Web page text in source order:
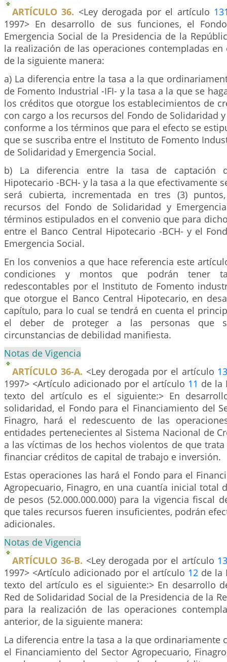
ARTÍCULO 36. <Ley derogada por el artículo
1997> En desarrollo de sus funciones, el
Emergencia Social de la Presidencia de la
la realización de las operaciones contempladas
de la siguiente manera:
a) La diferencia entre la tasa a la que
de Fomento Industrial -IFI- y la tasa a la que se
los créditos que otorgue los establecimientos de
con cargo a los recursos del Fondo de Solidaridad
conforme a los términos que para el efecto se
que se suscriba entre el Instituto de Fomento
de Solidaridad y Emergencia Social.
b) La diferencia entre la tasa de captación
Hipotecario -BCH- y la tasa a la que efectivamente
será cubierta, incrementada en tres (3)
recursos del Fondo de Solidaridad y
términos estipulados en el convenio que para
entre el Banco Central Hipotecario -BCH- y el
Emergencia Social.
En los convenios a que hace referencia este
condiciones y montos que podrán tener
redescontables por el Instituto de Fomento
que otorgue el Banco Central Hipotecario, en
capítulo, para lo cual se tendrá en cuenta el
el deber de proteger a las personas que
circunstancias de debilidad manifiesta.
Notas de Vigencia
ARTÍCULO 36-A. <Ley derogada por el artículo
1997> <Artículo adicionado por el artículo 11 de la
texto del artículo es el siguiente:> En
solidaridad, el Fondo para el Financiamiento del
Finagro, hará el redescuento de las
entidades pertenecientes al Sistema Nacional de
a las víctimas de los hechos violentos de que
financiar créditos de capital de trabajo e inversión.
Estas operaciones las hará el Fondo para el
Agropecuario, Finagro, en una cuantía inicial total
de pesos (52.000.000.000) para la vigencia fiscal
que tales recursos fueren insuficientes, podrán
adicionales.
Notas de Vigencia
ARTÍCULO 36-B. <Ley derogada por el artículo
1997> <Artículo adicionado por el artículo 12 de la
texto del artículo es el siguiente:> En desarrollo
Red de Solidaridad Social de la Presidencia de la
para la realización de las operaciones
anterior, de la siguiente manera:
La diferencia entre la tasa a la que ordinariamente
el Financiamiento del Sector Agropecuario,